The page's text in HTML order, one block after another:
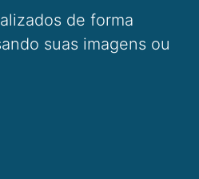
de forma
suas imagens ou